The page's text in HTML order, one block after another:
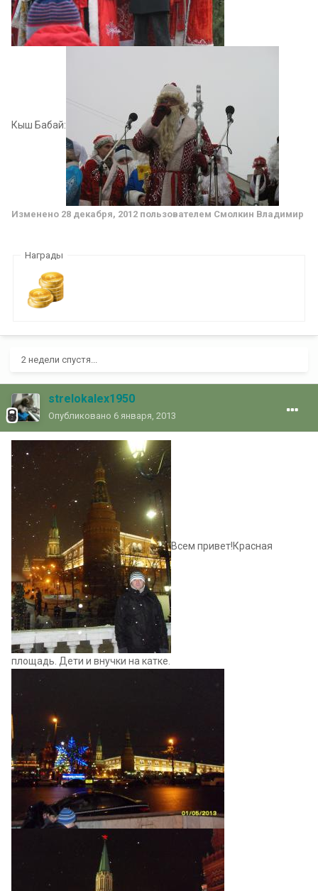
Кыш Бабай:
Изменено 28 декабря, 2012 пользователем Смолкин Владимир
Награды
2 недели спустя...
strelokalex1950
Опубликовано 6 января, 2013
Всем привет!Красная
площадь. Дети и внучки на катке.